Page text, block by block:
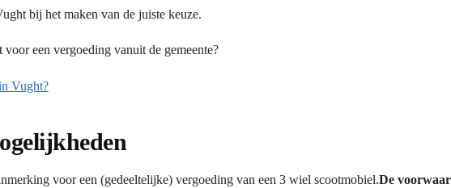
bij het maken van de juiste keuze.
een vergoeding vanuit de gemeente?
Vught?
voor een (gedeeltelijke) vergoeding van een 3 wiel scootmobiel.De